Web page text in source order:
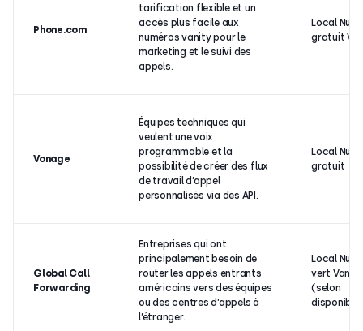
Phone.com
tarification flexible et un
accès plus facile aux
numéros vanity pour le
marketing et le suivi des
appels.
Local
gratuit
Vonage
Équipes techniques qui
veulent une voix
programmable et la
possibilité de créer des flux
de travail d’appel
personnalisés via des API.
Local
gratuit
Global Call
Forwarding
Entreprises qui ont
principalement besoin de
router les appels entrants
américains vers des équipes
ou des centres d’appels à
l’étranger.
Local
vert Vanity
(selon